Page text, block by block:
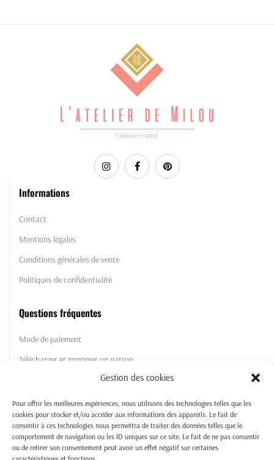
Gestion des cookies
Pour offrir les meilleures expériences, nous utilisons des technologies telles que les
cookies pour stocker et/ou accéder aux informations des appareils. Le fait de
consentir à ces technologies nous permettra de traiter des données telles que le
comportement de navigation ou les ID uniques sur ce site. Le fait de ne pas consentir
ou de retirer son consentement peut avoir un effet négatif sur certaines
Informations
Contact
Mentions légales
Conditions générales de vente
Politiques de confidentialité
Questions fréquentes
Mode de paiement
Télécharger et imprimer un patron
Les licences commerciales, qu'est ce que c'est ?
Frais et délais de livraison
La Boutique